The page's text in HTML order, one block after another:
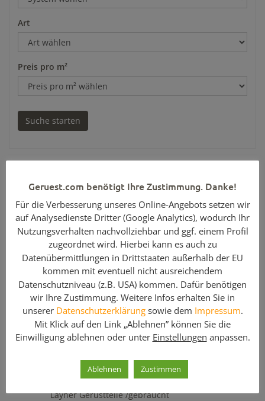
Art
Preis pro m²
Blitz Gerüstsystem kaufen. Die Geländer sichern die
Außenseite eines Gerüst oder eines Treppenturms gegen
Absturz. Diese Treppengeländer gibt es ebenfalls in einer
Ausführung ausStahl . Bei Fragen zu weiteren Layher
Gerüstteilen und zur Sicherheit wenden Sie sich einfach auf
geruest.com an einen unserer Fachleute.
Fragen Sie bei Bedarf gleich nach weiterem
Sicherungzubehör für Ihr Layher Gerüst!
Enthaltene Komponenten
Artikelbezeichnung
Layher Gerüstteile /gebraucht
Geruest.com benötigt Ihre Zustimmung. Danke!
Für die Verbesserung unseres Online-Angebots setzen wir
auf Analysedienste Dritter (Google Analytics), wodurch Ihr
Nutzungsverhalten nachvollziehbar und ggf. einem Profil
zugeordnet wird. Hierbei kann es auch zu
Datenübermittlungen in Drittstaaten außerhalb der EU
kommen mit eventuell nicht ausreichendem
Datenschutzniveau (z.B. USA) kommen. Dafür benötigen
wir Ihre Zustimmung. Weitere Infos erhalten Sie in
unserer Datenschutzerklärungsowie dem Impressum.
Mit Klick auf den Link „Ablehnen” können Sie die
Einwilligung ablehnen oder unter Einstellungen anpassen.
Ablehnen Zustimmen